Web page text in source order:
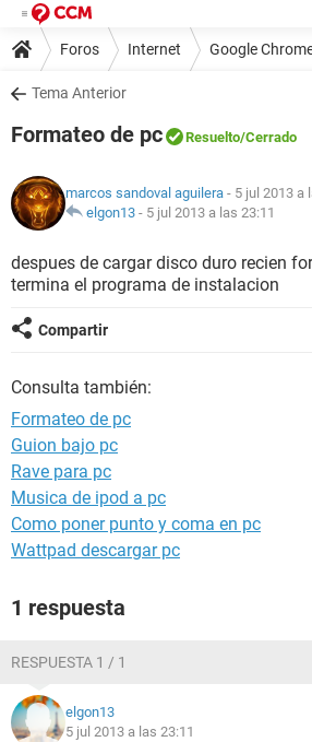
Foros Internet Google
Tema Anterior
Formateo de pc Resuelto/Cerrado
marcos sandoval aguilera - 5 jul 2013 a
elgon13 - 5 jul 2013 a las 23:11
despues de cargar disco duro recien
termina el programa de instalacion
Compartir
Consulta también:
Formateo de pc
Guion bajo pc
Rave para pc
Musica de ipod a pc
Como poner punto y coma en pc
Wattpad descargar pc
1 respuesta
RESPUESTA 1 / 1
elgon13
5 jul 2013 a las 23:11